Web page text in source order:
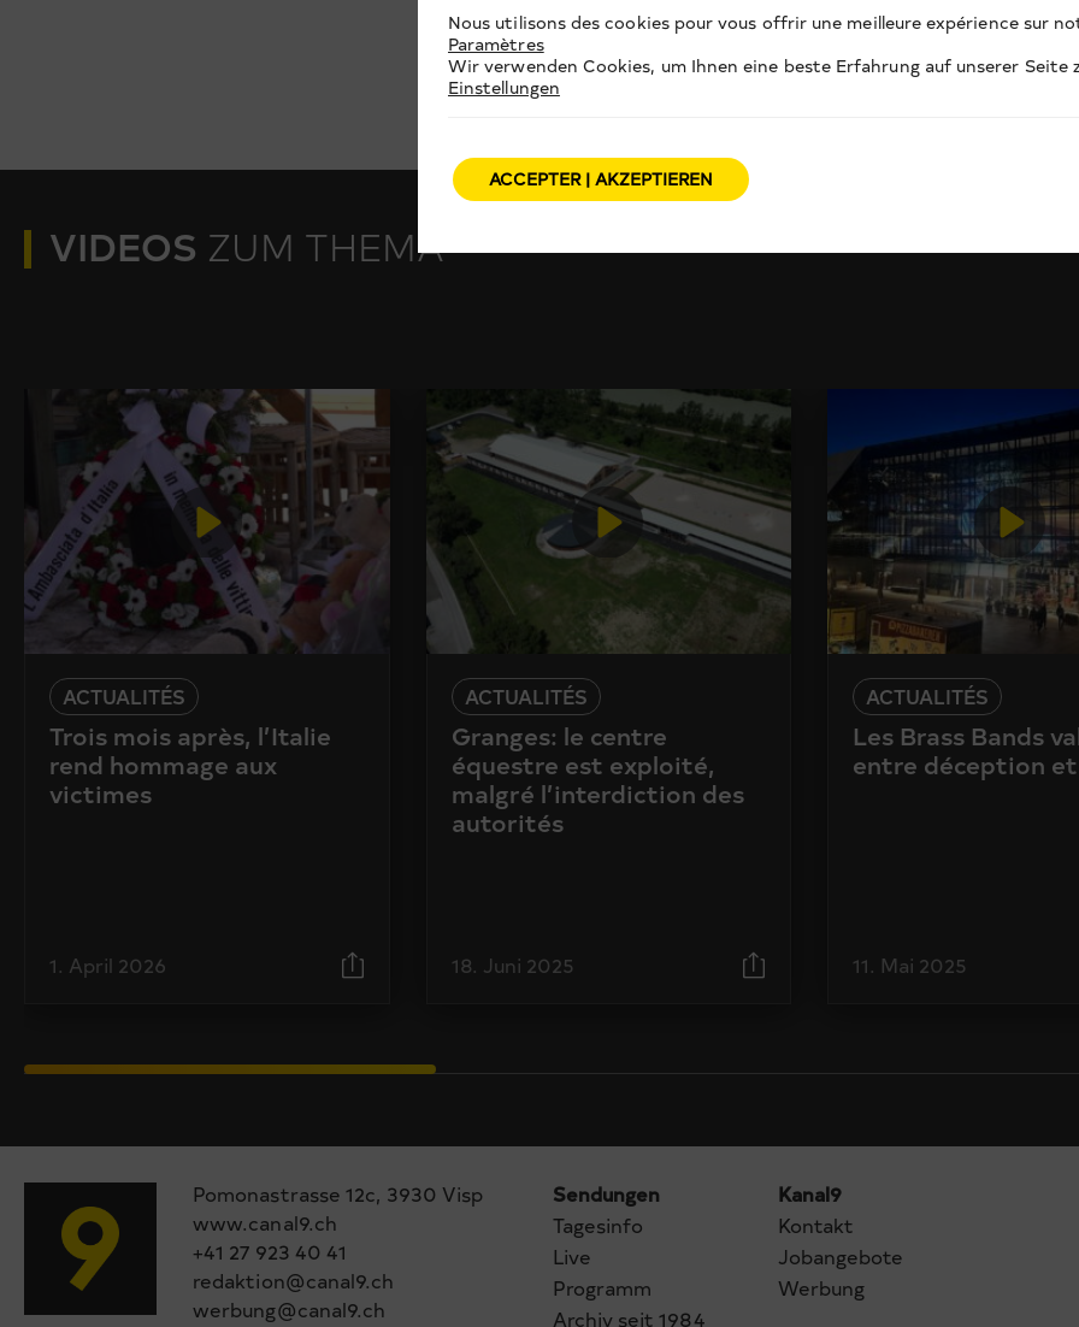
VIDEOS ZUM THEMA
ACTUALITÉS
Trois mois après, l’Italie
rend hommage aux
victimes
1. April 2026
ACTUALITÉS
Granges: le centre
équestre est exploité,
malgré l’interdiction des
autorités
18. Juni 2025
ACTUALITÉS
Les Brass Bands
entre déception
11. Mai 2025
Pomonastrasse 12c, 3930 Visp
www.canal9.ch
+41 27 923 40 41
redaktion@canal9.ch
werbung@canal9.ch
Sendungen
Tagesinfo
Live
Programm
Archiv seit 1984
Kanal9
Kontakt
Jobangebote
Werbung
Nous utilisons des cookies pour vous offrir une meilleure expérience sur
Paramètres
Wir verwenden Cookies, um Ihnen eine beste Erfahrung auf unserer Seite
Einstellungen
ACCEPTER | AKZEPTIEREN